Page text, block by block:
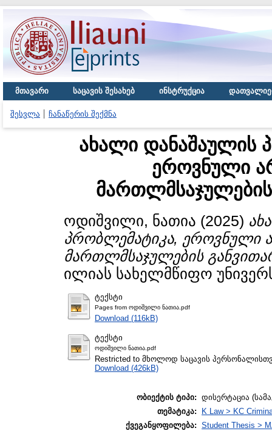
მთავარი საცავის შესახებ ინსტრუქცია
შესვლა ჩანაწერის შექმნა
ახალი დანაშაულის
ეროვნული
ოდიშვილი, ნათია (2025)
პრობლემატიკა, ეროვნული
მართლმსაჯულების
ილიას სახელმწიფო
ტექსტი
Pages from ოდიშვილი ნათია.pdf
Download (116kB)
ტექსტი
ოდიშვილი ნათია.pdf
Restricted to მხოლოდ საცავის
Download (426kB)
ობიექტის ტიპი: დისერტაცია
თემატიკა:
K Law > KC
ქვეგანყოფილება: Student Thesis >